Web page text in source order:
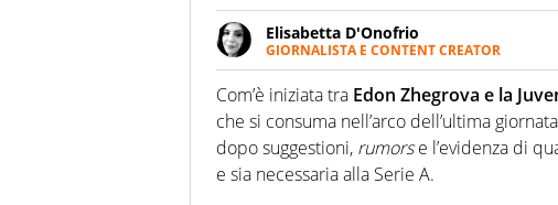
Elisabetta D'Onofrio
GIORNALISTA E CONTENT CREATOR
Giornalista professionista dal 2007,
soprattutto di calcio, di sport e dei
nell'ambito della creazione di format.
ruolo di libero. Cura una classifica
Com’è iniziata tra Edon Zhegrova e la
che si consuma nell’arco dell’ultima
dopo suggestioni, rumorse l’evidenza di
e sia necessaria alla Serie A.